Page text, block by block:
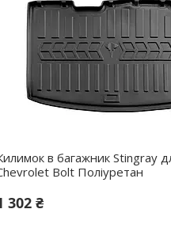
в багажник Stingray
Bolt Поліуретан
302 ₴